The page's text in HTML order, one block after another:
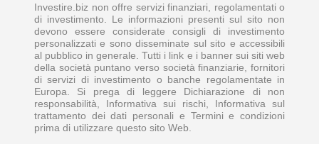
Investire.biz non offre servizi finanziari, regolamentati o
di investimento. Le informazioni presenti sul sito non
devono essere considerate consigli di investimento
personalizzati e sono disseminate sul sito e accessibili
al pubblico in generale. Tutti i link e i banner sui siti web
della società puntano verso società finanziarie, fornitori
di servizi di investimento o banche regolamentate in
Europa. Si prega di leggere Dichiarazione di non
responsabilità, Informativa sui rischi, Informativa sul
trattamento dei dati personali e Termini e condizioni
prima di utilizzare questo sito Web.